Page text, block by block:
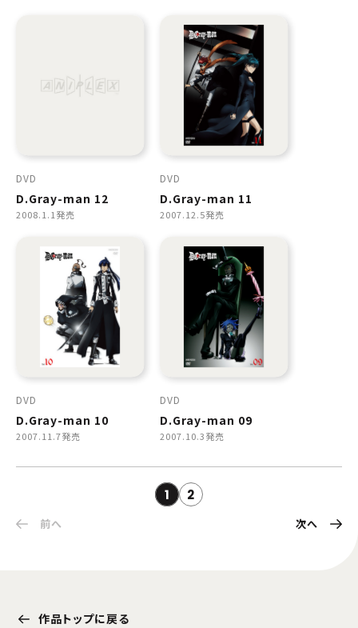
DVD
D.Gray-man 12
2008.1.1発売
DVD
D.Gray-man 11
2007.12.5発売
DVD
D.Gray-man 10
2007.11.7発売
DVD
D.Gray-man 09
2007.10.3発売
1 2
前へ 次へ
作品トップに戻る